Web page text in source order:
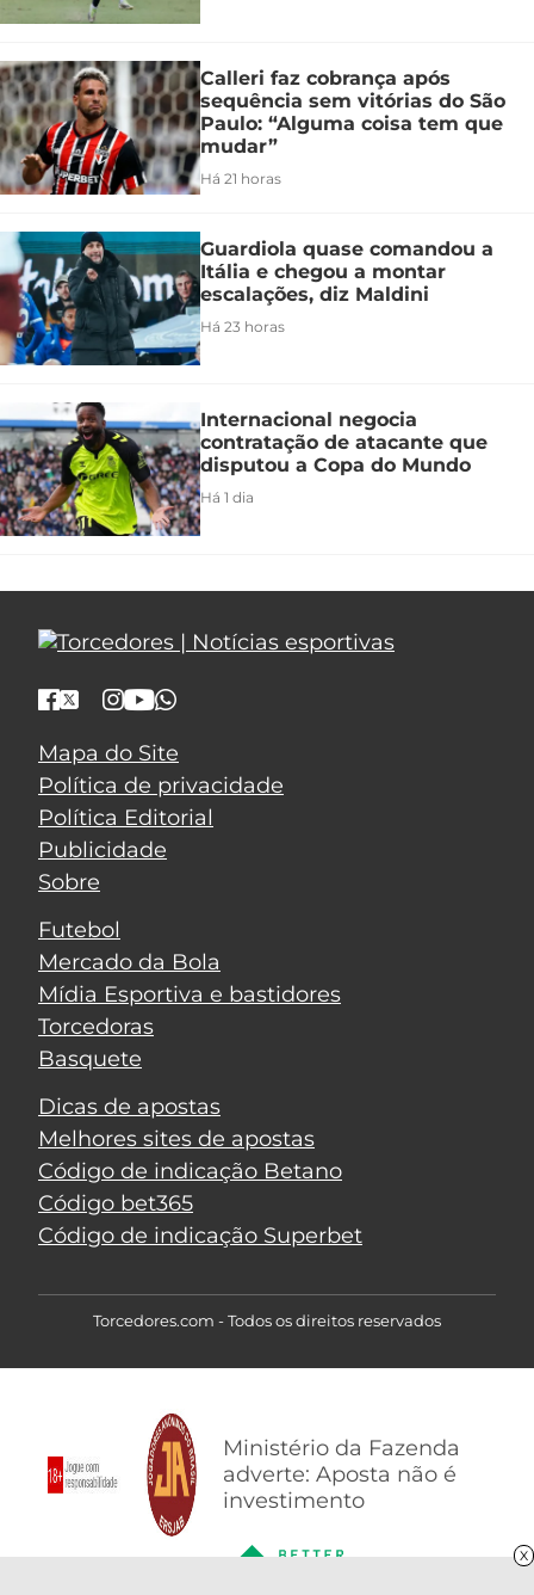
X
Calleri faz cobrança após
sequência sem vitórias do São
Paulo: “Alguma coisa tem que
mudar”
Há 21 horas
Guardiola quase comandou a
Itália e chegou a montar
escalações, diz Maldini
Há 23 horas
Internacional negocia
contratação de atacante que
disputou a Copa do Mundo
Há 1 dia
Mapa do Site
Política de privacidade
Política Editorial
Publicidade
Sobre
Futebol
Mercado da Bola
Mídia Esportiva e bastidores
Torcedoras
Basquete
Dicas de apostas
Melhores sites de apostas
Código de indicação Betano
Código bet365
Código de indicação Superbet
Torcedores.com - Todos os direitos reservados
Ministério da Fazenda
adverte: Aposta não é
investimento